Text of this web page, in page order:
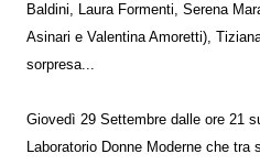
Baldini, Laura Formenti, Serena
Asinari e Valentina Amoretti),
sorpresa...
Giovedì 29 Settembre dalle ore 21
Laboratorio Donne Moderne che